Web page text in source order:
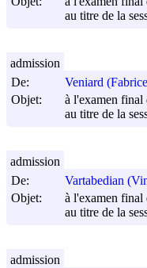
au titre de la
De:
Veniard
Objet:
à l'examen final
au titre de la
admission
De:
Vartabedian
Objet:
à l'examen final
au titre de la
admission
admission